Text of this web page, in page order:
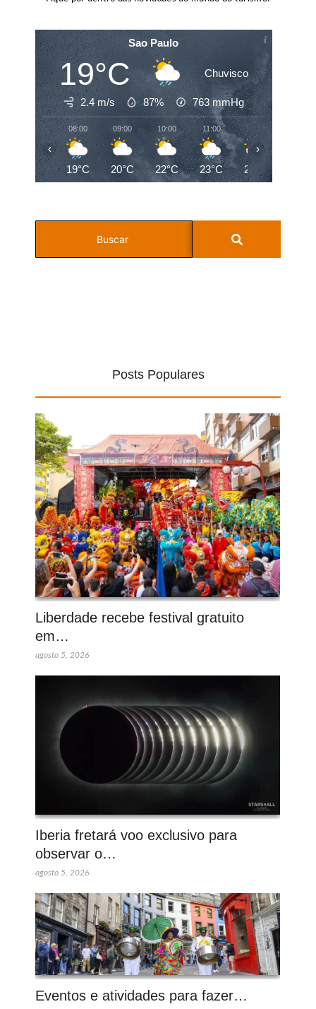
Sao Paulo
19°C Chuvisco
2.4 m/s 87% 763mmHg
08:00
19°C
09:00
20°C
10:00
22°C
11:00
23°C
12:00
24°C
‹ ›
Posts Populares
Liberdade recebe festival gratuito
em…
agosto 5, 2026
Iberia fretará voo exclusivo para
observar o…
agosto 5, 2026
Eventos e atividades para fazer…